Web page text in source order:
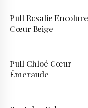
Pull Rosalie Encolure
Cœur Beige
Pull Chloé Cœur
Émeraude